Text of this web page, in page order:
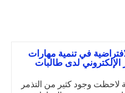
في تنمية مهارات
الإلكتروني لدى طالبات
لاحظت وجود كثير من التذمر